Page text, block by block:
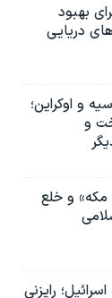
بهبود
دریایی
و اوکراین؛
و
مکه» و خلع
رایزنی